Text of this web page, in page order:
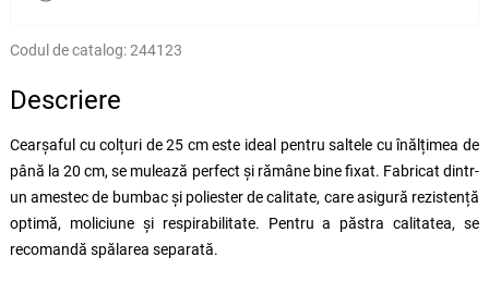
Codul de catalog:244123
Descriere
Cearșaful cu colțuri de 25 cm este ideal pentru saltele cu înălțimea de
până la 20 cm, se mulează perfect și rămâne bine fixat. Fabricat dintr-
un amestec de bumbac și poliester de calitate, care asigură rezistență
optimă, moliciune și respirabilitate. Pentru a păstra calitatea, se
recomandă spălarea separată.